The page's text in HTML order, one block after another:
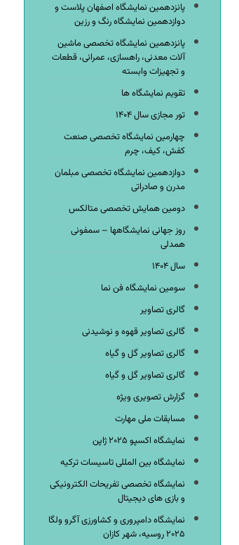
پانزدهمین نمایشگاه اصفهان پلاست و
دوازدهمین نمایشگاه رنگ و رزین
پانزدهمین نمایشگاه تخصصی ماشین
آلات معدنی، راهسازی، عمرانی، قطعات
و تجهیزات وابسته
تقویم نمایشگاه ها
تور مجازی سال ۱۴۰۴
چهارمین نمایشگاه تخصصی صنعت
کفش، کیف، چرم
دوازدهمین نمایشگاه تخصصی مبلمان
مدرن و صادراتی
دومین همایش تخصصی متالکس
روز جهانی نمایشگاهها – سمفونی
همدلی
سال ۱۴۰۴
سومین نمایشگاه فن نما
گالری تصاویر
گالری تصاویر قهوه و نوشیدنی
گالری تصاویر گل و گیاه
گالری تصاویر گل و گیاه
گزارش تصویری ویژه
مسابقات ملی مهارت
نمایشگاه اکسپو ۲۰۲۵ ژاپن
نمایشگاه بین المللی تاسیسات ترکیه
نمایشگاه تخصصی تفریحات الکترونیکی
و بازی های دیجیتال
نمایشگاه دامپروری و کشاورزی آگرو ولگا
۲۰۲۵ روسیه، شهر کازان